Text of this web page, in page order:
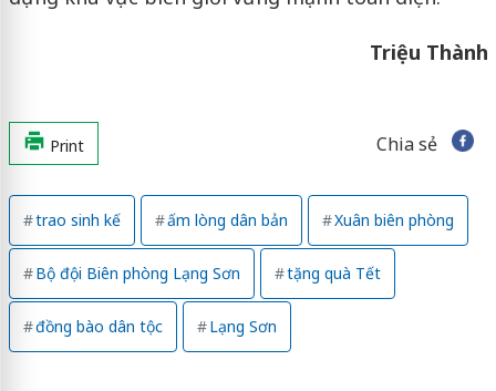
Triệu Thành
Print Chia sẻ
trao sinh kế ấm lòng dân bản Xuân biên phòng
Bộ đội Biên phòng Lạng Sơn tặng quà Tết
đồng bào dân tộc Lạng Sơn